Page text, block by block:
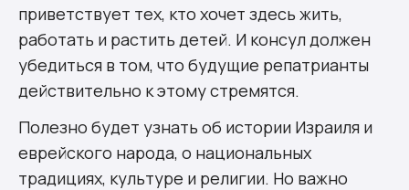
приветствует тех, кто хочет здесь жить,
работать и растить детей. И консул должен
убедиться в том, что будущие репатрианты
действительно к этому стремятся.
Полезно будет узнать об истории Израиля и
еврейского народа, о национальных
традициях, культуре и религии. Но важно